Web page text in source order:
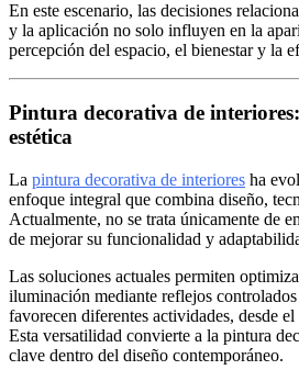
En este escenario, las decisiones
y la aplicación no solo influyen en la
percepción del espacio, el bienestar y la
Pintura decorativa de
estética
La pintura decorativa de interiores ha
enfoque integral que combina diseño,
Actualmente, no se trata únicamente de
de mejorar su funcionalidad y
Las soluciones actuales permiten
iluminación mediante reflejos
favorecen diferentes actividades, desde el
Esta versatilidad convierte a la pintura
clave dentro del diseño contemporáneo.